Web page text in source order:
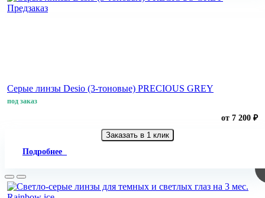
Предзаказ
Серые линзы Desio (3-тоновые) PRECIOUS GREY
под заказ
от 7 200 ₽
Заказать в 1 клик
Подробнее